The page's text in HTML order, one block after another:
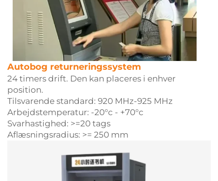
Autobog returneringssystem
24 timers drift. Den kan placeres i enhver
position.
Tilsvarende standard: 920 MHz-925 MHz
Arbejdstemperatur: -20°c - +70°c
Svarhastighed: >=20 tags
Aflæsningsradius: >= 250 mm